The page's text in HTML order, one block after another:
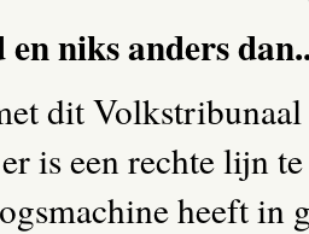
niks anders
dit
is een rechte lijn
heeft in